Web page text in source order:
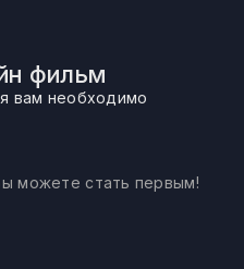
фильм
вам необходимо
можете стать первым!